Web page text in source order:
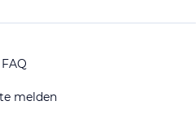
FAQ
melden